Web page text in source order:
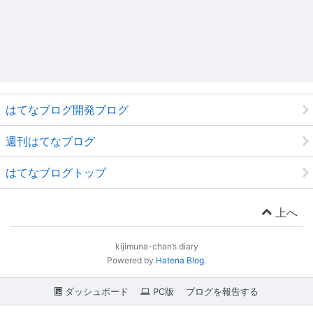
はてなブログ開発ブログ
週刊はてなブログ
はてなブログトップ
上へ
kijimuna-chan’s diary
Powered by Hatena Blog.
ダッシュボード PC版 ブログを報告する